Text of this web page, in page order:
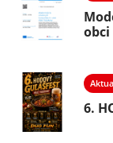
obci
6.